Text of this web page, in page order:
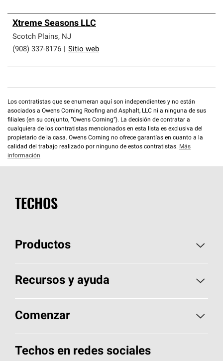
Xtreme Seasons LLC
Scotch Plains, NJ
(908) 337-8176
Sitio web
Los contratistas que se enumeran aquí son independientes y no están
asociados a Owens Corning Roofing and Asphalt, LLC ni a ninguna de sus
filiales (en su conjunto, “Owens Corning”). La decisión de contratar a
cualquiera de los contratistas mencionados en esta lista es exclusiva del
propietario de la casa. Owens Corning no ofrece garantías en cuanto a la
calidad del trabajo realizado por ninguno de estos contratistas. Más
información
TECHOS
Productos
Elija sus tejas
Encuentre un contratista
Componentes para techos
Recursos y ayuda
Aspectos básicos sobre techos
Herramientas de diseño y color
Comenzar
Llame al 1-800-GET-PINK®
Techos en redes sociales